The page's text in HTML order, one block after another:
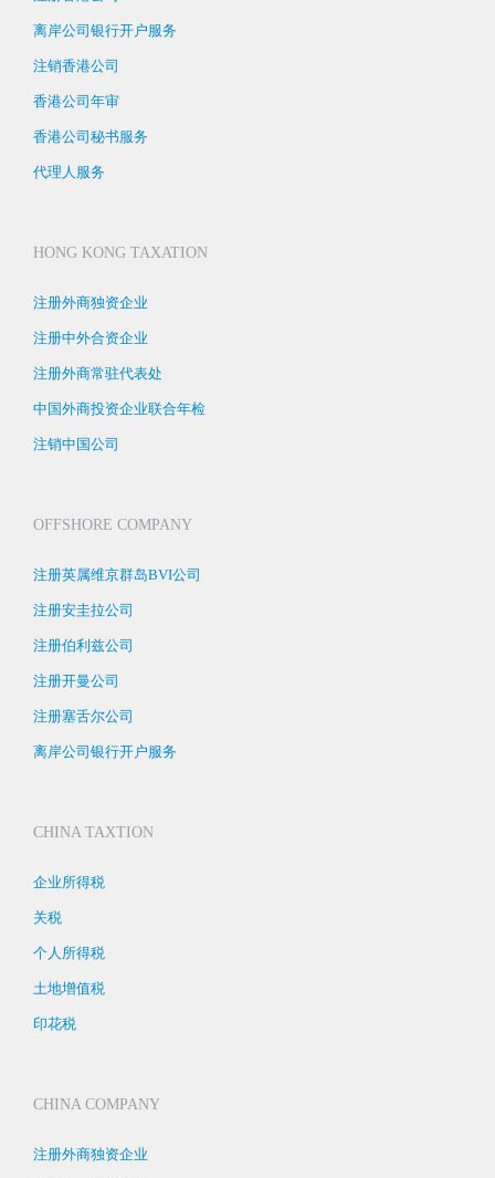
离岸公司银行开户服务
注销香港公司
香港公司年审
香港公司秘书服务
代理人服务
HONG KONG TAXATION
注册外商独资企业
注册中外合资企业
注册外商常驻代表处
中国外商投资企业联合年检
注销中国公司
OFFSHORE COMPANY
注册英属维京群岛BVI公司
注册安圭拉公司
注册伯利兹公司
注册开曼公司
注册塞舌尔公司
离岸公司银行开户服务
CHINA TAXTION
企业所得税
关税
个人所得税
土地增值税
印花税
CHINA COMPANY
注册外商独资企业